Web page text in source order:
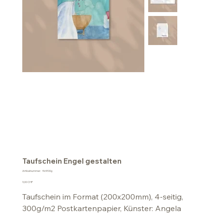
Taufschein Engel gestalten
Artikelnummer:
Artikelnummer:
fkt800g
Preis
9,00 CHF
Taufschein im Format (200x200mm), 4-seitig,
300g/m2 Postkartenpapier, Künster: Angela